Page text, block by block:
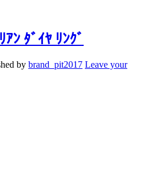
ﾝ ﾀﾞｲﾔ ﾘﾝｸﾞ
by brand_pit2017 Leave your